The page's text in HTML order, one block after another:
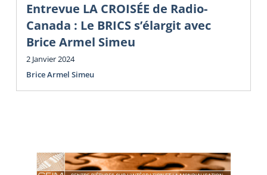
Entrevue LA CROISÉE de Radio-
Canada : Le BRICS s’élargit avec
Brice Armel Simeu
2 Janvier 2024
Brice Armel Simeu